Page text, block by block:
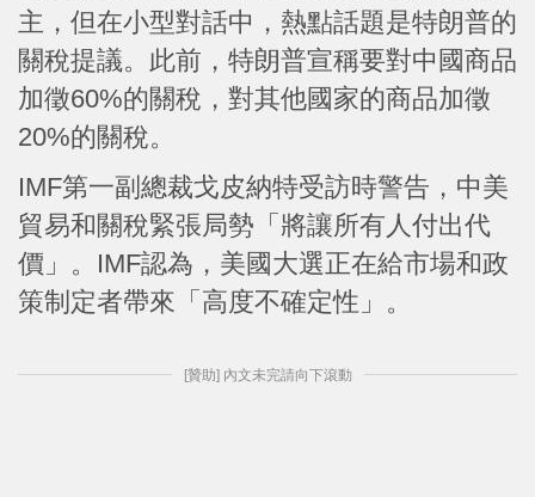
主，但在小型對話中，熱點話題是特朗普的
關稅提議。此前，特朗普宣稱要對中國商品
加徵60%的關稅，對其他國家的商品加徵
20%的關稅。
IMF第一副總裁戈皮納特受訪時警告，中美
貿易和關稅緊張局勢「將讓所有人付出代
價」。IMF認為，美國大選正在給市場和政
策制定者帶來「高度不確定性」。
[贊助] 內文未完請向下滾動